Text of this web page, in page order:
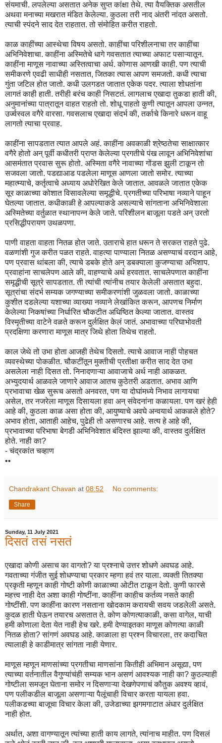
संयमाची. लपलेल्या असतात अनेक सुप्त कांक्षा तेथे. त्या वैयक्तिक असतील
अथवा मनाच्या मखरात मंडित केलेल्या. कुठला तरी नाद अंतरी नांदत असतो.
त्याची स्पंदने साद देत राहतात. तो संमोहित करीत राहतो.
काळ काहींच्या आस्थेचा विषय असतो. काहींचा परिशीलनाचा तर काहींचा
अभिनिवेशाचा. काहींना अस्मितेचे धागे गवसतात त्याच्या अफाट पसाऱ्यातून.
काहींना माणूस नावाच्या अस्तित्वाचा अर्थ. कोणास आणखी काही. पण त्याची
समीकरणे एवढी साधीही नसतात, जितका त्यास आपण समजतो. कधी त्याचा
गुंता जटिल होत जातो. कधी उलगडत जातात एकेक पदर. त्याला शोधतांना
लागतं काही हाती. तरीही बरंच काही निसटतं. लागलाच एखादा तुकडा हाती की,
अनुमानांच्या पात्रातून वाहत राहतो तो. शोधू पाहतो कुणी त्यातून आपला उन्नत,
उर्ज्वस्वल वगैरे वारसा. गवसलाच एखादा संदर्भ की, तर्काचे किनारे धरून वाहू
लागतो त्याचा प्रवाह.
काहींना सापडतात त्यात आपले अहं. काहींना अवकाळी श्रेष्ठतेचा साक्षात्कार
वगैरे होतो अन् पूर्वी कधीतरी प्राप्त केलेल्या प्रगतीचे पंख लावून अभिनिवेशांचा
आसमंतात प्रवास सुरू होतो. अस्मिता वगैरे नावाच्या गोंडस झुली टाकून तो
सजवला जातो. पडद्याआड पडलेला माणूस आणला जातो समोर. त्याच्या
महात्म्याचे, कर्तृत्वाचे अध्याय अधोरेखित केले जातात. आवळले जातात एकेक
सूर काळाच्या कोशात विसावलेल्या समृद्धीचे. प्रगतीच्या परिभाषा नव्याने पाहून
घेतल्या जातात. कधीकाळी हे आपल्याकडे असल्याचे सांगताना अभिनिवेशाला
अस्मितेच्या वर्तुळात स्थानापन्न केले जाते. परिशीलन बाजूला पडते अन् उरतो
प्रसिद्धीपरायण उथळपणा.
पाणी वाहता वाहता नितळ होत जाते. उताराचे हात धरून ते सरकत राहते पुढे.
वळणांशी गुज करीत पळत राहते. वाहत्या पाण्याला नितळ असण्याचं वरदान आहे,
पण प्रवास थांबला की, त्याचे डबके होते अन् डबक्याला कुजण्याचा अभिशाप.
प्रवाहांना साचलेपण आले की, वाहण्याचे अर्थ हरवतात. साचलेपणात काहींना
समृद्धीची सूत्रे सापडतात. ती त्यांची त्यांनीच तयार केलेली असतात बहुदा.
सूत्रांचा संदर्भ सम्यक जगण्याच्या समीकरणांशी जुळवला जातो. काळाच्या
कुशीत दडलेल्या यशाच्या व्याख्या नव्याने लेखांकित करून, आपणच निर्माण
केलेल्या निकषांच्या निर्धारित चौकटीत अधिष्ठित केल्या जातात. वास्तव
विस्मृतीच्या वाटेने वळते करून दुर्लक्षित केलं जातं. अभावाच्या परिघाभोवती
प्रदक्षिणा करणारा माणूस मात्र जिथे होता तिथेच राहतो.
काल जेथे तो उभा होता आजही तेथेच दिसतो. त्याचे आवाज नाही पोहचत
व्यवस्थेच्या पोकळीत. चौकटींतून मुक्तीची प्रतीक्षा करीत साद देत उभा
असलेला नाही दिसत तो. निनादणाऱ्या आवाजाचे अर्थ नाही आकळत.
अभ्युदयार्थ आळवले जाणारे आवाज आतच कुठेतरी अडतात. अभाव आणि
प्रभावाचा खेळ सुरूच असतो अनवरत, पण या दोघांमध्ये निभाव लागायचा
असेल, तर नजरेला माणूस दिसायला हवा अन् संवेदनांना कळायला. पण खरं हेही
आहे की, कुठला काळ असा होता की, आयुष्याचे अवघे अन्वयार्थ आकळले होते?
अभाव होता, आताही आहेच, पुढेही तो असणारच आहे. सत्य हे आहे की,
प्रभावाच्या परिभाषा बेगडी अभिनिवेशात बंदिस्त झाल्या की, वास्तव दुर्लक्षित
होते. नाही का?
- चंद्रकांत चव्हाण
••
Chandrakant Chavan at 08:52 No comments:
Share
Sunday, 11 July 2021
दिसतं तसं नसतं
एखादा कोणी असाच का वागतो? या प्रश्नाचे उत्तर शोधणे अवघड आहे.
गवताच्या गंजीत सुई शोधण्याचा प्रकार म्हणा हवं तर याला. व्यक्ती तितक्या
प्रकृती म्हणून काही गोष्टी कोणी काळाच्या ओटीत टाकून देतो. कुणी फारसे
महत्त्व नाही देत अशा काही गोष्टींना. काहींना काहीच कर्तव्य नसते काही
गोष्टींशी. पण काहींना कारण नसताना खोदकाम करायची सवय जडलेली असते.
कुदळ हाती घेऊन तयारच असतात ते. कोण कोणत्याकाळी, कसा वागेल, याची
हमी कोणाला देता येत नाही हेच खरे. हमी देण्याइतका माणूस कोणत्या काळी
नितळ होता? सांगणं अवघड आहे. काळाला हा प्रश्न विचारला, तर कदाचित
त्यालाही हे काडीमात्र सांगता नाही येणार.
माणूस म्हणून माणसांच्या प्रगतीचा माणसांना कितीही अभिमान असूद्या, पण
त्याच्या वर्तनातील वैगुण्यांचंही सम्यक भान असणं आवश्यक नाही का? कुठल्याही
गोष्टीला समजून घेताना समोर न दिसणाऱ्या देखणेपणाचं कौतुक अवश्य व्हावं,
पण पलीकडील बाजूला असणाऱ्या पैलूंचाही विचार करता यायला हवा.
पलीकडच्या बाजूचा विचार केला की, उजेडाच्या झगमगाटात अंधार दुर्लक्षित
नाही होत.
अर्थात, अशा वागण्यातून त्यांच्या हाती काय लागते, त्यांनाच माहीत. पण दिसलं